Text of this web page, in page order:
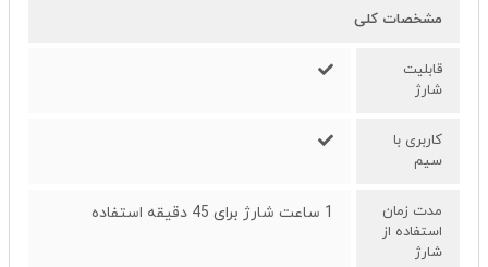
مشخصات کلی
قابلیت
شارژ
کاربری با
سیم
مدت زمان
استفاده از
شارژ
1 ساعت شارژ برای 45 دقیقه استفاده